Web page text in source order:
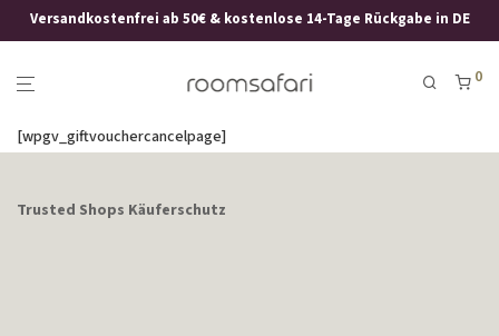
Versandkostenfrei ab 50€ & kostenlose 14-Tage Rückgabe in DE
0
[wpgv_giftvouchercancelpage]
Trusted Shops Käuferschutz